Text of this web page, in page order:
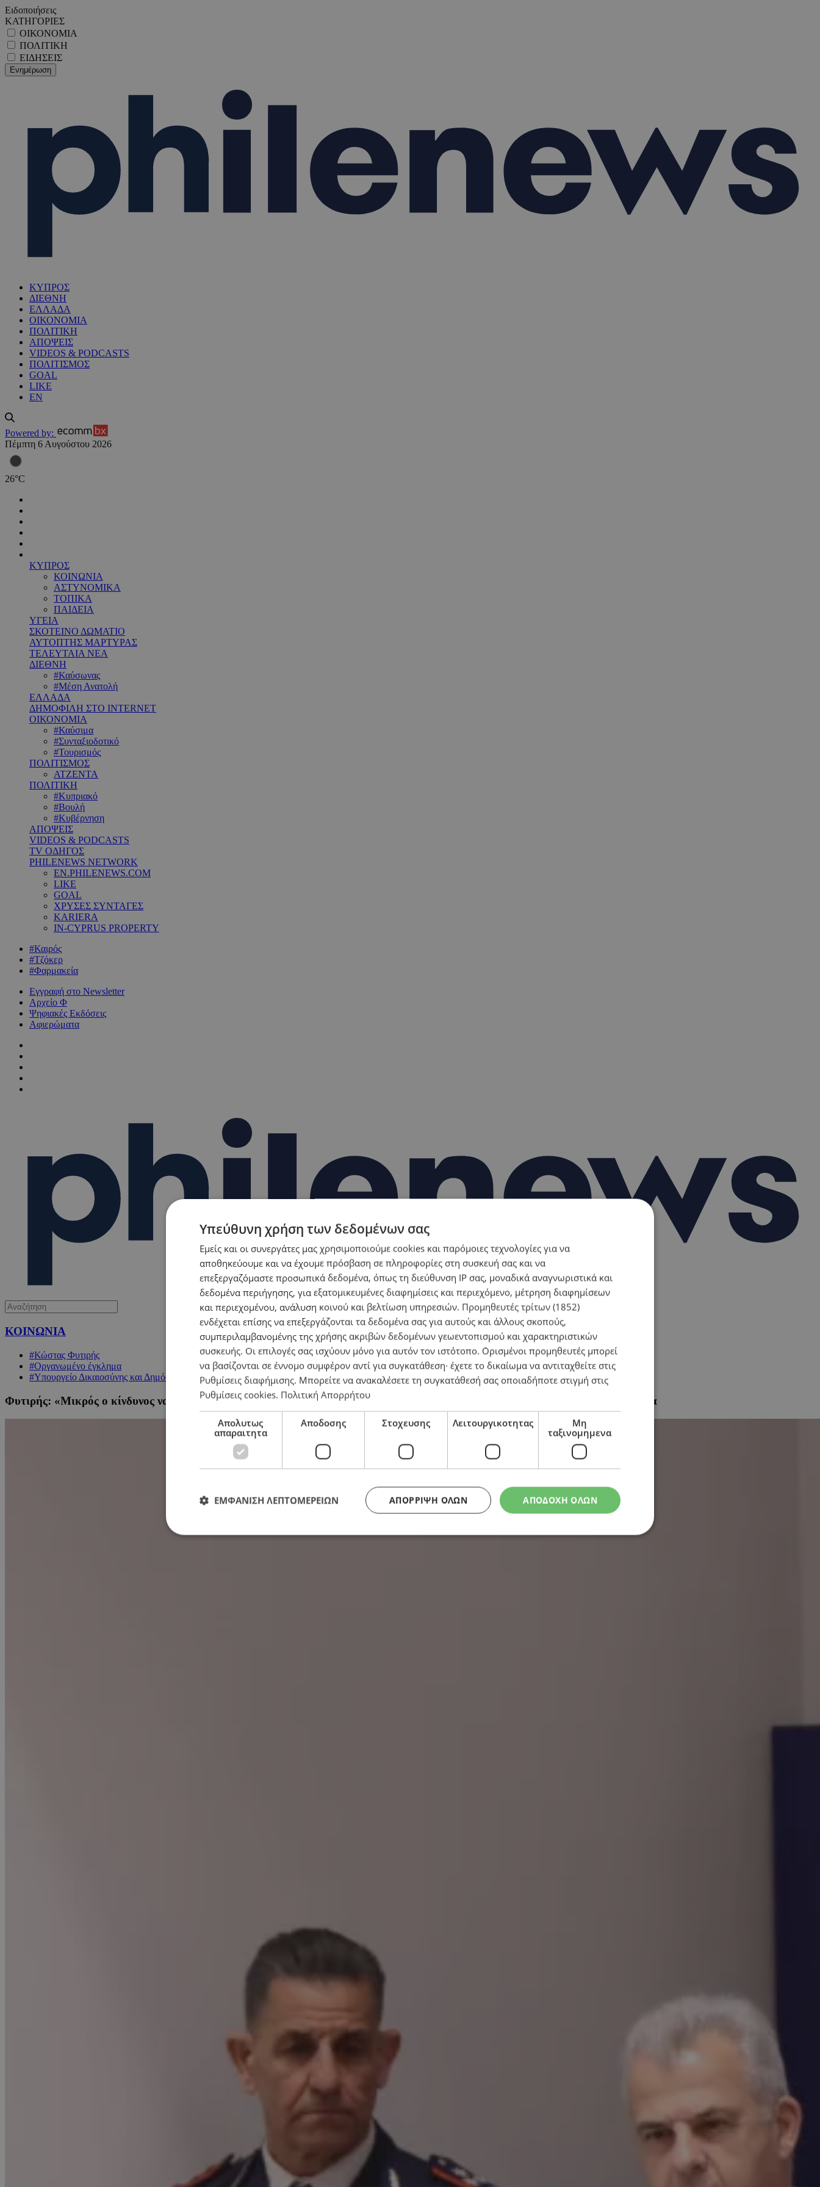
Ειδοποιήσεις
ΚΑΤΗΓΟΡΙΕΣ
ΟΙΚΟΝΟΜΙΑ
ΠΟΛΙΤΙΚΗ
ΕΙΔΗΣΕΙΣ
ΚΥΠΡΟΣ
ΔΙΕΘΝΗ
ΕΛΛΑΔΑ
ΟΙΚΟΝΟΜΙΑ
ΠΟΛΙΤΙΚΗ
ΑΠΟΨΕΙΣ
VIDEOS & PODCASTS
ΠΟΛΙΤΙΣΜΟΣ
GOAL
LIKE
EN
Powered by:
Πέμπτη 6 Αυγούστου 2026
26°C
ΚΥΠΡΟΣ
ΚΟΙΝΩΝΙΑ
ΑΣΤΥΝΟΜΙΚΑ
ΤΟΠΙΚΑ
ΠΑΙΔΕΙΑ
ΥΓΕΙΑ
ΣΚΟΤΕΙΝΟ ΔΩΜΑΤΙΟ
ΑΥΤΟΠΤΗΣ ΜΑΡΤΥΡΑΣ
ΤΕΛΕΥΤΑΙΑ ΝΕΑ
ΔΙΕΘΝΗ
#Καύσωνας
#Μέση Ανατολή
ΕΛΛΑΔΑ
ΔΗΜΟΦΙΛΗ ΣΤΟ INTERNET
ΟΙΚΟΝΟΜΙΑ
#Καύσιμα
#Συνταξιοδοτικό
#Τουρισμός
ΠΟΛΙΤΙΣΜΟΣ
ΑΤΖΕΝΤΑ
ΠΟΛΙΤΙΚΗ
#Κυπριακό
#Βουλή
#Κυβέρνηση
ΑΠΟΨΕΙΣ
VIDEOS & PODCASTS
TV ΟΔΗΓΟΣ
PHILENEWS NETWORK
EN.PHILENEWS.COM
LIKE
GOAL
ΧΡΥΣΕΣ ΣΥΝΤΑΓΕΣ
KARIERA
IN-CYPRUS PROPERTY
#Καιρός
#Τζόκερ
#Φαρμακεία
Εγγραφή στο Newsletter
Αρχείο Φ
Ψηφιακές Εκδόσεις
Αφιερώματα
ΚΟΙΝΩΝΙΑ
#Κώστας Φυτιρής
#Οργανωμένο έγκλημα
#Υπουργείο Δικαιοσύνης και Δημόσιας Τάξης
Φυτιρής: «Μικρός ο κίνδυνος να γίνει στόχος η Κύπρος – Λαμβάνουμε συνεχώς μέτρα» – Τι απάντησε για το οργανωμένο έγκλημα
Υπεύθυνη χρήση των δεδομένων σας
Εμείς και οι συνεργάτες μας χρησιμοποιούμε cookies και παρόμοιες τεχνολογίες για να
αποθηκεύουμε και να έχουμε πρόσβαση σε πληροφορίες στη συσκευή σας και να
επεξεργαζόμαστε προσωπικά δεδομένα, όπως τη διεύθυνση IP σας, μοναδικά αναγνωριστικά και
δεδομένα περιήγησης, για εξατομικευμένες διαφημίσεις και περιεχόμενο, μέτρηση διαφημίσεων
και περιεχομένου, ανάλυση κοινού και βελτίωση υπηρεσιών. Προμηθευτές τρίτων (1852)
ενδέχεται επίσης να επεξεργάζονται τα δεδομένα σας για αυτούς και άλλους σκοπούς,
συμπεριλαμβανομένης της χρήσης ακριβών δεδομένων γεωεντοπισμού και χαρακτηριστικών
συσκευής. Οι επιλογές σας ισχύουν μόνο για αυτόν τον ιστότοπο. Ορισμένοι προμηθευτές μπορεί
να βασίζονται σε έννομο συμφέρον αντί για συγκατάθεση· έχετε το δικαίωμα να αντιταχθείτε στις
Ρυθμίσεις διαφήμισης. Μπορείτε να ανακαλέσετε τη συγκατάθεσή σας οποιαδήποτε στιγμή στις
Ρυθμίσεις cookies. Πολιτική Απορρήτου
Απολυτως
απαραιτητα
Αποδοσης Στοχευσης Λειτουργικοτητας
Μη
ταξινομημενα
ΑΠΟΔΟΧΗ ΟΛΩΝ
ΑΠΌΡΡΙΨΗ ΌΛΩΝ
ΕΜΦΑΝΙΣΗ ΛΕΠΤΟΜΕΡΕΙΩΝ